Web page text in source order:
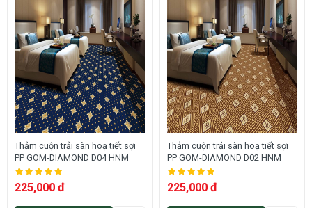
Thảm cuộn trải sàn hoạ tiết sợi
PP GOM-DIAMOND D04 HNM
225,000 đ
Thảm cuộn trải sàn hoạ tiết sợi
PP GOM-DIAMOND D02 HNM
225,000 đ